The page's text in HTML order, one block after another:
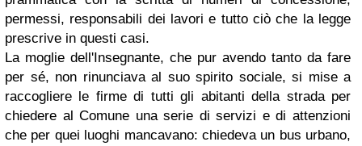
permessi, responsabili dei lavori e tutto ciò che la legge
prescrive in questi casi.
La moglie dell'Insegnante, che pur avendo tanto da fare
per sé, non rinunciava al suo spirito sociale, si mise a
raccogliere le firme di tutti gli abitanti della strada per
chiedere al Comune una serie di servizi e di attenzioni
che per quei luoghi mancavano: chiedeva un bus urbano,